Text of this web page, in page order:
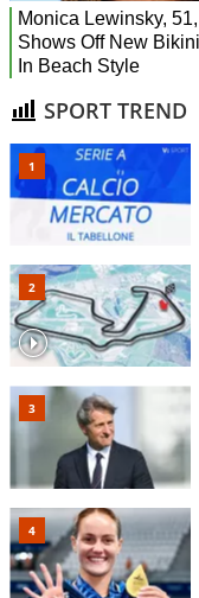
SPORT TREND